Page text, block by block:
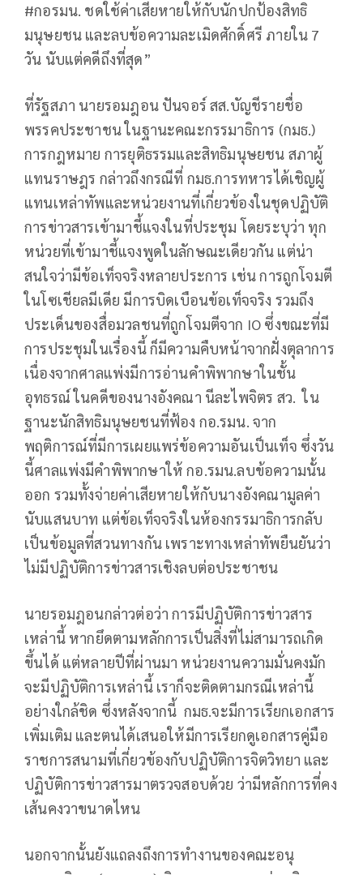
#กอรมน. ชดใช้ค่าเสียหายให้กับนักปกป้องสิทธิ
มนุษยชน และลบข้อความละเมิดศักดิ์ศรี ภายใน 7
วัน นับแต่คดีถึงที่สุด”
ที่รัฐสภา นายรอมฎอน ปันจอร์ สส.บัญชีรายชื่อ
พรรคประชาชน ในฐานะคณะกรรมาธิการ (กมธ.)
การกฎหมาย การยุติธรรมและสิทธิมนุษยชน สภาผู้
แทนราษฎร กล่าวถึงกรณีที่ กมธ.การทหารได้เชิญผู้
แทนเหล่าทัพและหน่วยงานที่เกี่ยวข้องในชุดปฏิบัติ
การข่าวสารเข้ามาชี้แจงในที่ประชุม โดยระบุว่า ทุก
หน่วยที่เข้ามาชี้แจงพูดในลักษณะเดียวกัน แต่น่า
สนใจว่ามีข้อเท็จจริงหลายประการ เช่น การถูกโจมตี
ในโซเชียลมีเดีย มีการบิดเบือนข้อเท็จจริง รวมถึง
ประเด็นของสื่อมวลชนที่ถูกโจมตีจาก IO ซึ่งขณะที่มี
การประชุมในเรื่องนี้ ก็มีความคืบหน้าจากฝั่งตุลาการ
เนื่องจากศาลแพ่งมีการอ่านคำพิพากษาในชั้น
อุทธรณ์ ในคดีของนางอังคณา นีละไพจิตร สว. ใน
ฐานะนักสิทธิมนุษยชนที่ฟ้อง กอ.รมน. จาก
พฤติการณ์ที่มีการเผยแพร่ข้อความอันเป็นเท็จ ซึ่งวัน
นี้ศาลแพ่งมีคำพิพากษาให้ กอ.รมน.ลบข้อความนั้น
ออก รวมทั้งจ่ายค่าเสียหายให้กับนางอังคณามูลค่า
นับแสนบาท แต่ข้อเท็จจริงในห้องกรรมาธิการกลับ
เป็นข้อมูลที่สวนทางกัน เพราะทางเหล่าทัพยืนยันว่า
ไม่มีปฏิบัติการข่าวสารเชิงลบต่อประชาชน
นายรอมฎอนกล่าวต่อว่า การมีปฏิบัติการข่าวสาร
เหล่านี้ หากยึดตามหลักการเป็นสิ่งที่ไม่สามารถเกิด
ขึ้นได้ แต่หลายปีที่ผ่านมา หน่วยงานความมั่นคงมัก
จะมีปฏิบัติการเหล่านี้ เราก็จะติดตามกรณีเหล่านี้
อย่างใกล้ชิด ซึ่งหลังจากนี้ กมธ.จะมีการเรียกเอกสาร
เพิ่มเติม และตนได้เสนอให้มีการเรียกดูเอกสารคู่มือ
ราชการสนามที่เกี่ยวข้องกับปฏิบัติการจิตวิทยา และ
ปฏิบัติการข่าวสารมาตรวจสอบด้วย ว่ามีหลักการที่คง
เส้นคงวาขนาดไหน
นอกจากนั้นยังแถลงถึงการทำงานของคณะอนุ